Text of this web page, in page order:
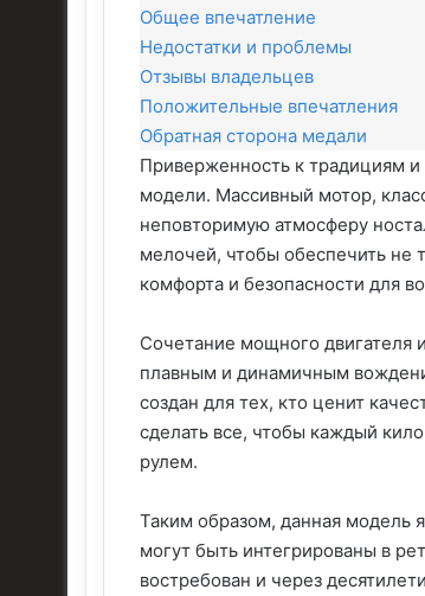
Общее впечатление
Недостатки и проблемы
Отзывы владельцев
Положительные впечатления
Обратная сторона медали
Приверженность к традициям
модели. Массивный мотор,
неповторимую атмосферу
мелочей, чтобы обеспечить не
комфорта и безопасности для
Сочетание мощного двигателя
плавным и динамичным
создан для тех, кто ценит
сделать все, чтобы каждый
рулем.
Таким образом, данная модель
могут быть интегрированы в
востребован и через